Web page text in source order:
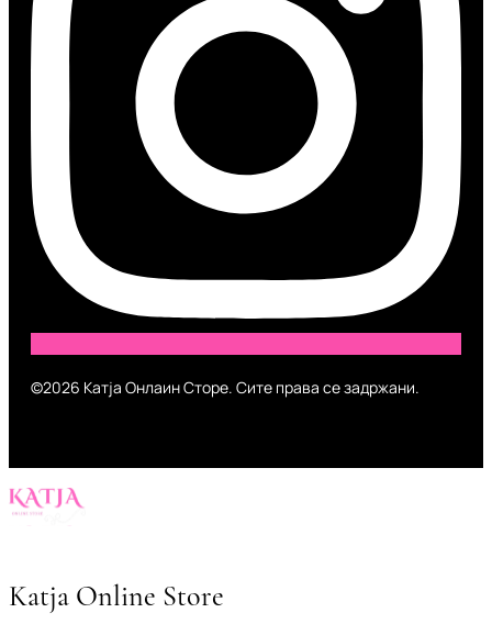
©2026 Катја Онлаин Сторе. Сите права се задржани.
Katja Online Store